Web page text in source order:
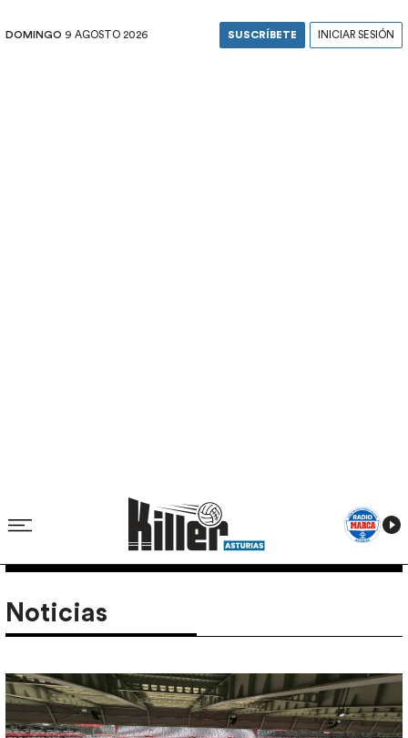
DOMINGO 9 AGOSTO 2026 SUSCRÍBETE INICIAR SESIÓN
Noticias